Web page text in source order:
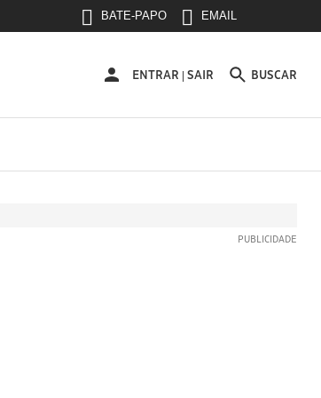
BATE-PAPO EMAIL
ENTRAR
ENTRAR | SAIR BUSCAR